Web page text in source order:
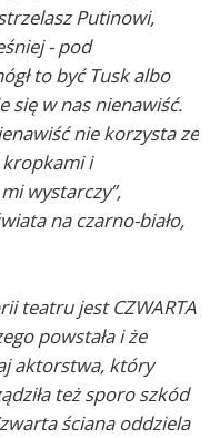
Putinowi,
- pod
to być Tusk albo
się w nas nienawiść.
nie korzysta ze
kropkami i
wystarczy”,
na czarno-biało,
teatru jest CZWARTA
powstała i że
aktorstwa, który
też sporo szkód
ściana oddziela